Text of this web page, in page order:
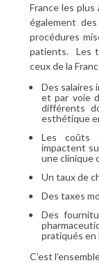
France les
également
procédures
patients. Les
ceux de la
Des salaires
et par voie
différents
esthétique
Les coûts
impactent
une clinique
Un taux de
Des taxes
Des
pratiqués en
C’est